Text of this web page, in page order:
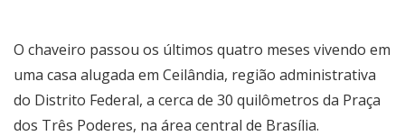
O chaveiro passou os últimos quatro meses vivendo em
uma casa alugada em Ceilândia, região administrativa
do Distrito Federal, a cerca de 30 quilômetros da Praça
dos Três Poderes, na área central de Brasília.